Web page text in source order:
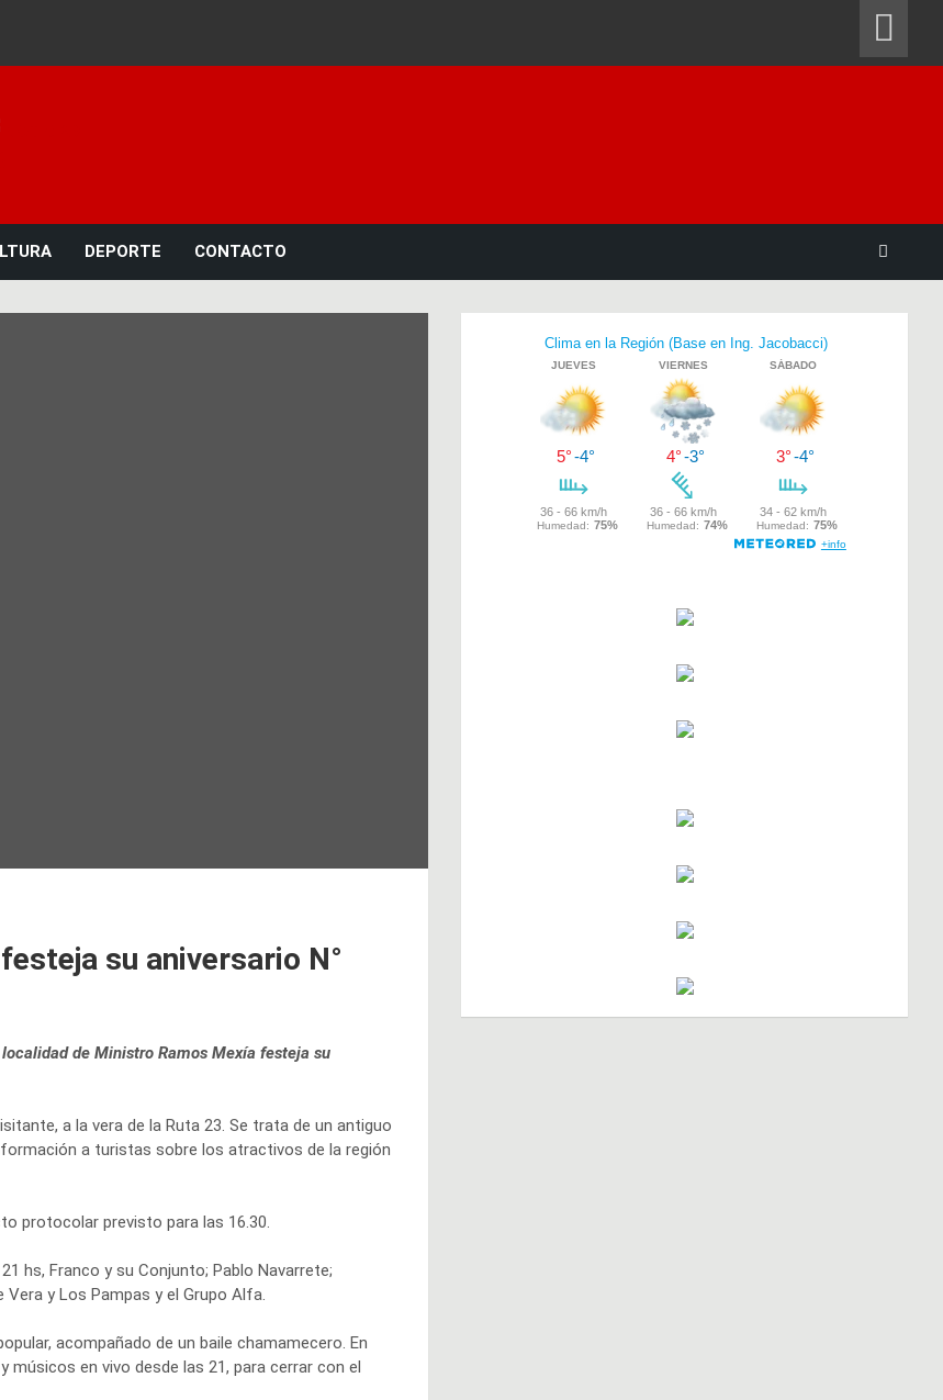
DEPORTE CONTACTO
su aniversario N°
de Ministro Ramos Mexía festeja su
a la vera de la Ruta 23. Se trata de un antiguo
a turistas sobre los atractivos de la región
protocolar previsto para las 16.30.
hs, Franco y su Conjunto; Pablo Navarrete;
y Los Pampas y el Grupo Alfa.
acompañado de un baile chamamecero. En
en vivo desde las 21, para cerrar con el